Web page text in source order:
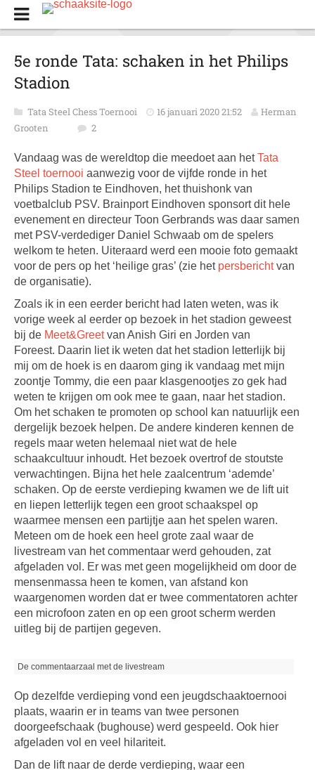
5e ronde Tata: schaken in het Philips
Stadion
Tata Steel Chess Toernooi 16 januari 2020 21:52
Herman
Grooten
2
Vandaag was de wereldtop die meedoet aan hetTata
Steel toernooi aanwezig voor de vijfde ronde in het
Philips Stadion te Eindhoven, het thuishonk van
voetbalclub PSV. Brainport Eindhoven sponsort dit hele
evenement en directeur Toon Gerbrands was daar samen
met PSV-verdediger Daniel Schwaab om de spelers
welkom te heten. Uiteraard werd een mooie foto gemaakt
voor de pers op het ‘heilige gras’ (zie het persberichtvan
de organisatie).
Zoals ik in een eerder bericht had laten weten, was ik
vorige week al eerder op bezoek in het stadion geweest
bij de Meet&Greetvan Anish Giri en Jorden van
Foreest. Daarin liet ik weten dat het stadion letterlijk bij
mij om de hoek is en daarom ging ik vandaag met mijn
zoontje Tommy, die een paar klasgenootjes zo gek had
weten te krijgen om ook mee te gaan, naar het stadion.
Om het schaken te promoten op school kan natuurlijk een
dergelijk bezoek helpen. De andere kinderen kennen de
regels maar weten helemaal niet wat de hele
schaakcultuur inhoudt. Het bezoek overtrof de stoutste
verwachtingen. Bijna het hele zaalcentrum ‘ademde’
schaken. Op de eerste verdieping kwamen we de lift uit
en liepen letterlijk tegen een groot schaakspel op
waarmee mensen een partijtje aan het spelen waren.
Meteen om de hoek een heel grote zaal waar de
livestream van het commentaar werd gehouden, zat
afgeladen vol. Er was met geen mogelijkheid om door de
mensenmassa heen te komen, van afstand kon
waargenomen worden dat er twee commentatoren achter
een microfoon zaten en op een groot scherm werden
uitleg bij de partijen gegeven.
De commentaarzaal met de livestream
Op dezelfde verdieping vond een jeugdschaaktoernooi
plaats, waarin er in teams van twee personen
doorgeefschaak (bughouse) werd gespeeld. Ook hier
afgeladen vol en veel hilariteit.
Dan de lift naar de derde verdieping, waar een